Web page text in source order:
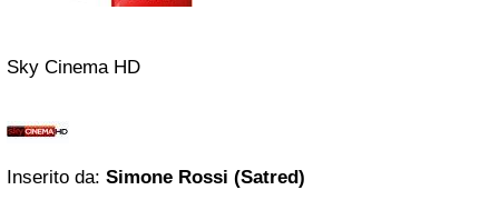
Sky Cinema HD
Inserito da: Simone Rossi (Satred)